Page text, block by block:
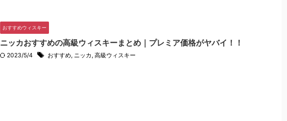
おすすめウィスキー
ニッカおすすめの高級ウィスキーまとめ｜プレミア価格がヤバイ！！
2023/5/4 おすすめ, ニッカ , 高級ウィスキー